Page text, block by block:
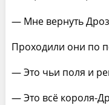
— Мне вернуть
Проходили они по
— Это чьи поля и
— Это всё короля-